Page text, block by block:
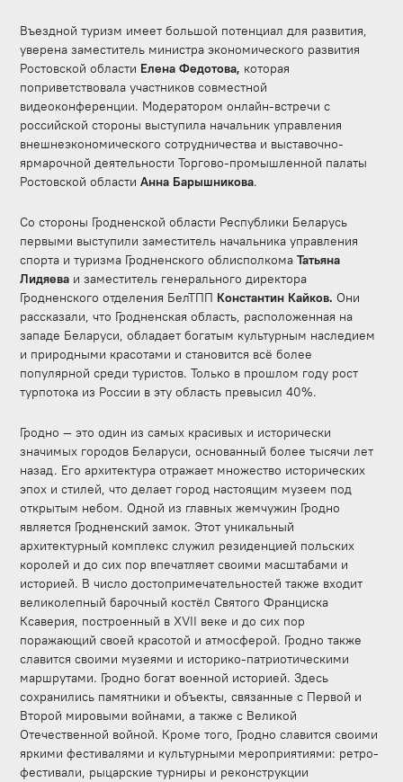
Въездной туризм имеет большой потенциал для развития,
уверена заместитель министра экономического развития
Ростовской области Елена Федотова, которая
поприветствовала участников совместной
видеоконференции. Модератором онлайн-встречи с
российской стороны выступила начальник управления
внешнеэкономического сотрудничества и выставочно-
ярмарочной деятельности Торгово-промышленной палаты
Ростовской областиАнна Барышникова.
Со стороны Гродненской области Республики Беларусь
первыми выступили заместитель начальника управления
спорта и туризма Гродненского облисполкомаТатьяна
Лидяева и заместитель генерального директора
Гродненского отделения БелТПП Константин Кайков. Они
рассказали, что Гродненская область, расположенная на
западе Беларуси, обладает богатым культурным наследием
и природными красотами и становится всё более
популярной среди туристов. Только в прошлом году рост
турпотока из России в эту область превысил 40%.
Гродно — это один из самых красивых и исторически
значимых городов Беларуси, основанный более тысячи лет
назад. Его архитектура отражает множество исторических
эпох и стилей, что делает город настоящим музеем под
открытым небом. Одной из главных жемчужин Гродно
является Гродненский замок. Этот уникальный
архитектурный комплекс служил резиденцией польских
королей и до сих пор впечатляет своими масштабами и
историей. В число достопримечательностей также входит
великолепный барочный костёл Святого Франциска
Ксаверия, построенный в XVII веке и до сих пор
поражающий своей красотой и атмосферой. Гродно также
славится своими музеями и историко-патриотическими
маршрутами. Гродно богат военной историей. Здесь
сохранились памятники и объекты, связанные с Первой и
Второй мировыми войнами, а также с Великой
Отечественной войной. Кроме того, Гродно славится своими
яркими фестивалями и культурными мероприятиями: ретро-
фестивали, рыцарские турниры и реконструкции